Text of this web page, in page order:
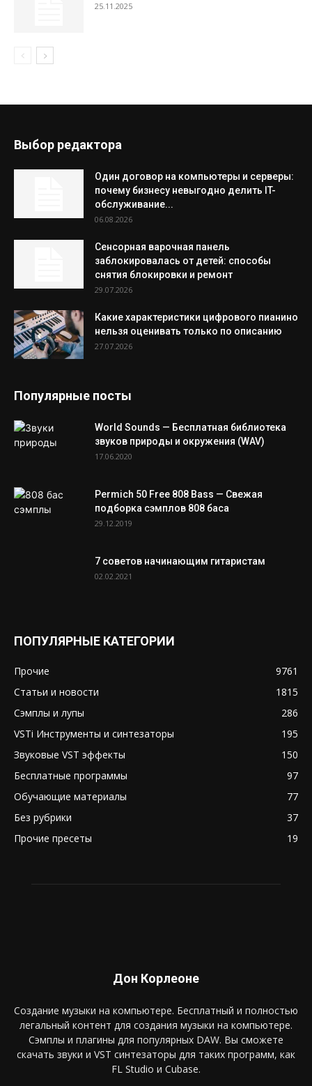
25.11.2025
Выбор редактора
Один договор на компьютеры и серверы:
почему бизнесу невыгодно делить IT-
обслуживание...
06.08.2026
Сенсорная варочная панель
заблокировалась от детей: способы
снятия блокировки и ремонт
29.07.2026
Какие характеристики цифрового пианино
нельзя оценивать только по описанию
27.07.2026
Популярные посты
World Sounds — Бесплатная библиотека
звуков природы и окружения (WAV)
17.06.2020
Permich 50 Free 808 Bass — Свежая
подборка сэмплов 808 баса
29.12.2019
7 советов начинающим гитаристам
02.02.2021
ПОПУЛЯРНЫЕ КАТЕГОРИИ
Прочие
9761
Статьи и новости
1815
Сэмплы и лупы
286
VSTi Инструменты и синтезаторы
195
Звуковые VST эффекты
150
Бесплатные программы
97
Обучающие материалы
77
Без рубрики
37
Прочие пресеты
19
Дон Корлеоне
Создание музыки на компьютере. Бесплатный и полностью
легальный контент для создания музыки на компьютере.
Сэмплы и плагины для популярных DAW. Вы сможете
скачать звуки и VST синтезаторы для таких программ, как
FL Studio и Cubase.